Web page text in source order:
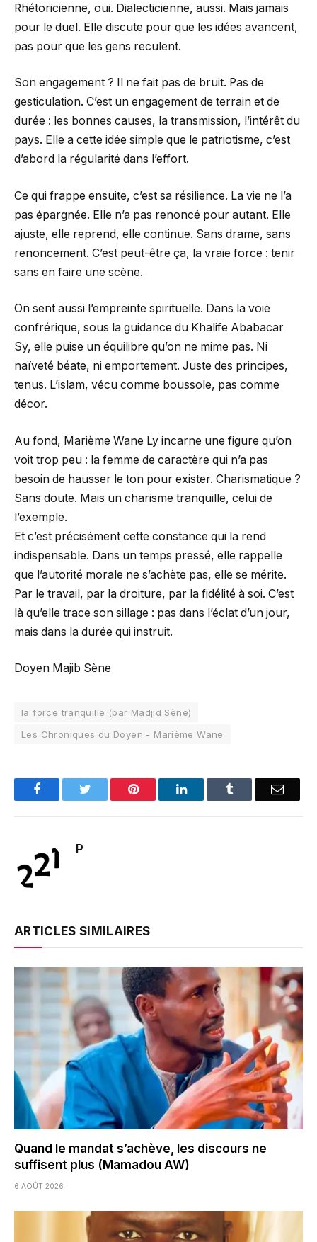
Rhétoricienne, oui. Dialecticienne, aussi. Mais jamais
pour le duel. Elle discute pour que les idées avancent,
pas pour que les gens reculent.
Son engagement ? Il ne fait pas de bruit. Pas de
gesticulation. C’est un engagement de terrain et de
durée : les bonnes causes, la transmission, l’intérêt du
pays. Elle a cette idée simple que le patriotisme, c’est
d’abord la régularité dans l’effort.
Ce qui frappe ensuite, c’est sa résilience. La vie ne l’a
pas épargnée. Elle n’a pas renoncé pour autant. Elle
ajuste, elle reprend, elle continue. Sans drame, sans
renoncement. C’est peut-être ça, la vraie force : tenir
sans en faire une scène.
On sent aussi l’empreinte spirituelle. Dans la voie
confrérique, sous la guidance du Khalife Ababacar
Sy, elle puise un équilibre qu’on ne mime pas. Ni
naïveté béate, ni emportement. Juste des principes,
tenus. L’islam, vécu comme boussole, pas comme
décor.
Au fond, Marième Wane Ly incarne une figure qu’on
voit trop peu : la femme de caractère qui n’a pas
besoin de hausser le ton pour exister. Charismatique ?
Sans doute. Mais un charisme tranquille, celui de
l’exemple.
Et c’est précisément cette constance qui la rend
indispensable. Dans un temps pressé, elle rappelle
que l’autorité morale ne s’achète pas, elle se mérite.
Par le travail, par la droiture, par la fidélité à soi. C’est
là qu’elle trace son sillage : pas dans l’éclat d’un jour,
mais dans la durée qui instruit.
Doyen Majib Sène
la force tranquille (par Madjid Sène)
Les Chroniques du Doyen - Marième Wane
FacebookTwitter Pinterest LinkedInTumblr Email
P
ARTICLES SIMILAIRES
Quand le mandat s’achève, les discours ne
suffisent plus (Mamadou AW)
6 AOÛT 2026